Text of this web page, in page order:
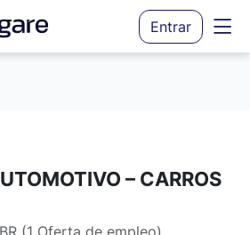
Entrar
– CARROS
(1 Oferta de empleo)